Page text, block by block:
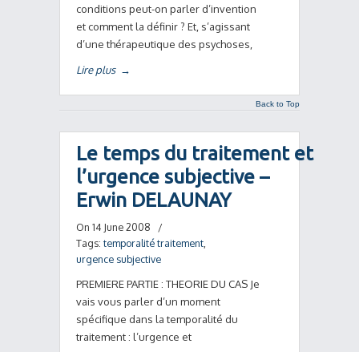
conditions peut-on parler d’invention
et comment la définir ? Et, s’agissant
d’une thérapeutique des psychoses,
Lire plus →
Back to Top
Le temps du traitement et
l’urgence subjective –
Erwin DELAUNAY
On 14 June 2008
/
Tags: temporalité traitement
urgence subjective
PREMIERE PARTIE : THEORIE DU CAS Je
vais vous parler d’un moment
spécifique dans la temporalité du
traitement : l’urgence et